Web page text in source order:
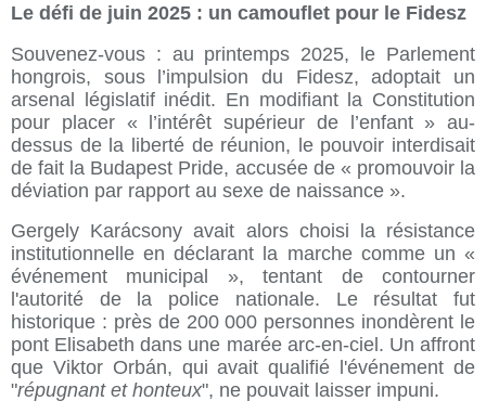
Le défi de juin 2025 : un camouflet pour le Fidesz
Souvenez-vous : au printemps 2025, le Parlement
hongrois, sous l’impulsion du Fidesz, adoptait un
arsenal législatif inédit. En modifiant la Constitution
pour placer « l’intérêt supérieur de l’enfant » au-
dessus de la liberté de réunion, le pouvoir interdisait
de fait la Budapest Pride, accusée de « promouvoir la
déviation par rapport au sexe de naissance ».
Gergely Karácsony avait alors choisi la résistance
institutionnelle en déclarant la marche comme un «
événement municipal », tentant de contourner
l'autorité de la police nationale. Le résultat fut
historique : près de 200 000 personnes inondèrent le
pont Elisabeth dans une marée arc-en-ciel. Un affront
que Viktor Orbán, qui avait qualifié l'événement de
"répugnant et honteux", ne pouvait laisser impuni.